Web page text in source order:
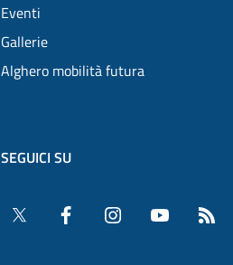
Eventi
Gallerie
Alghero mobilità futura
SEGUICI SU
Twitter Facebook InstagramYouTube